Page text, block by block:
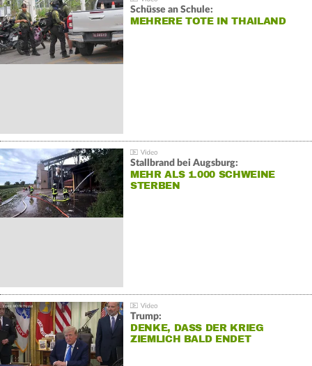
Schüsse an Schule:
MEHRERE TOTE IN THAILAND
Stallbrand bei Augsburg:
MEHR ALS 1.000 SCHWEINE
STERBEN
Trump:
DENKE, DASS DER KRIEG
ZIEMLICH BALD ENDET